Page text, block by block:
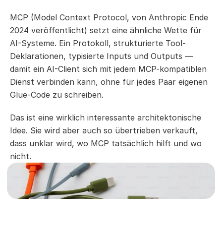
MCP (Model Context Protocol, von Anthropic Ende
2024 veröffentlicht) setzt eine ähnliche Wette für
AI-Systeme. Ein Protokoll, strukturierte Tool-
Deklarationen, typisierte Inputs und Outputs —
damit ein AI-Client sich mit jedem MCP-kompatiblen
Dienst verbinden kann, ohne für jedes Paar eigenen
Glue-Code zu schreiben.
Das ist eine wirklich interessante architektonische
Idee. Sie wird aber auch so übertrieben verkauft,
dass unklar wird, wo MCP tatsächlich hilft und wo
nicht.